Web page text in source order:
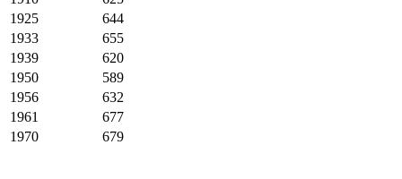
1925
644
1933
655
1939
620
1950
589
1956
632
1961
677
1970
679